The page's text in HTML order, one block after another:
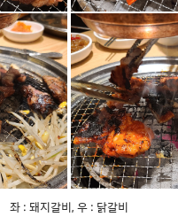
좌 : 돼지갈비, 우 : 닭갈비